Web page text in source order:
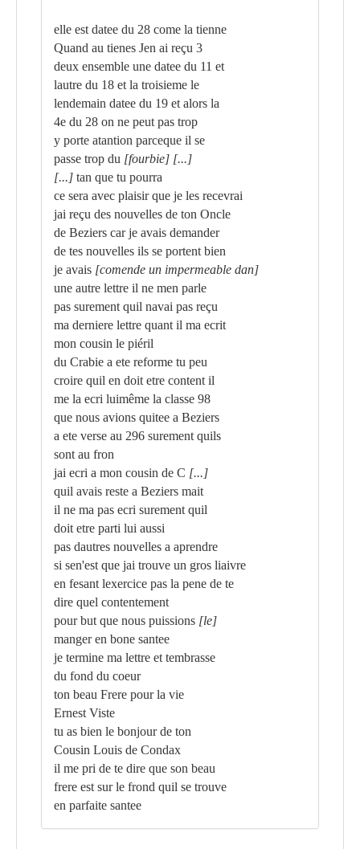
elle est datee du 28 come la tienne
Quand au tienes Jen ai reçu 3
deux ensemble une datee du 11 et
lautre du 18 et la troisieme le
lendemain datee du 19 et alors la
4e du 28 on ne peut pas trop
y porte atantion parceque il se
passe trop du [fourbie] [...]
[...] tan que tu pourra
ce sera avec plaisir que je les recevrai
jai reçu des nouvelles de ton Oncle
de Beziers car je avais demander
de tes nouvelles ils se portent bien
je avais [comende un impermeable dan]
une autre lettre il ne men parle
pas surement quil navai pas reçu
ma derniere lettre quant il ma ecrit
mon cousin le piéril
du Crabie a ete reforme tu peu
croire quil en doit etre content il
me la ecri luimême la classe 98
que nous avions quitee a Beziers
a ete verse au 296 surement quils
sont au fron
jai ecri a mon cousin de C [...]
quil avais reste a Beziers mait
il ne ma pas ecri surement quil
doit etre parti lui aussi
pas dautres nouvelles a aprendre
si sen'est que jai trouve un gros liaivre
en fesant lexercice pas la pene de te
dire quel contentement
pour but que nous puissions [le]
manger en bone santee
je termine ma lettre et tembrasse
du fond du coeur
ton beau Frere pour la vie
Ernest Viste
tu as bien le bonjour de ton
Cousin Louis de Condax
il me pri de te dire que son beau
frere est sur le frond quil se trouve
en parfaite santee